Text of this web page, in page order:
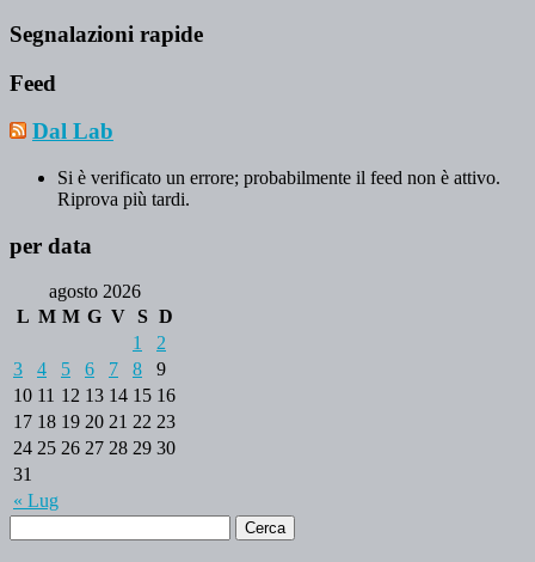
Segnalazioni rapide
Feed
Dal Lab
Si è verificato un errore; probabilmente il feed non è attivo.
Riprova più tardi.
per data
agosto 2026
L M M G V S D
« Lug
1
2
3
4 5 6 7 8
9
10 11 12 13 14 15 16
17 18 19 20 21 22 23
24 25 26 27 28 29 30
31